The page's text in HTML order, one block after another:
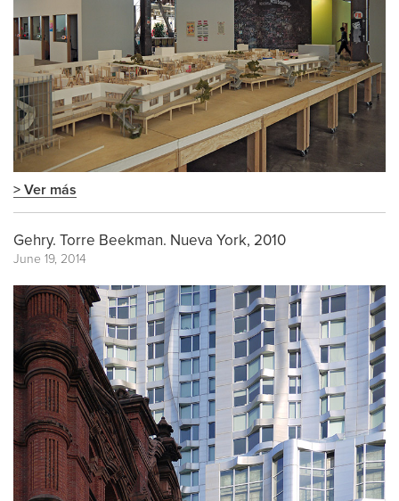
> Ver más
Gehry. Torre Beekman. Nueva York, 2010
June 19, 2014